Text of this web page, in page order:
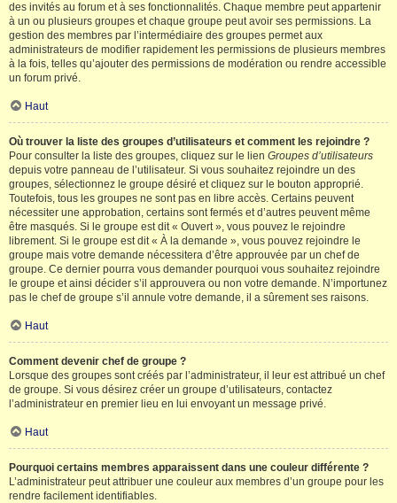
des invités au forum et à ses fonctionnalités. Chaque membre peut appartenir
à un ou plusieurs groupes et chaque groupe peut avoir ses permissions. La
gestion des membres par l’intermédiaire des groupes permet aux
administrateurs de modifier rapidement les permissions de plusieurs membres
à la fois, telles qu’ajouter des permissions de modération ou rendre accessible
un forum privé.
Haut
Où trouver la liste des groupes d’utilisateurs et comment les rejoindre ?
Pour consulter la liste des groupes, cliquez sur le lien Groupes d’utilisateurs
depuis votre panneau de l’utilisateur. Si vous souhaitez rejoindre un des
groupes, sélectionnez le groupe désiré et cliquez sur le bouton approprié.
Toutefois, tous les groupes ne sont pas en libre accès. Certains peuvent
nécessiter une approbation, certains sont fermés et d’autres peuvent même
être masqués. Si le groupe est dit « Ouvert », vous pouvez le rejoindre
librement. Si le groupe est dit « À la demande », vous pouvez rejoindre le
groupe mais votre demande nécessitera d’être approuvée par un chef de
groupe. Ce dernier pourra vous demander pourquoi vous souhaitez rejoindre
le groupe et ainsi décider s’il approuvera ou non votre demande. N’importunez
pas le chef de groupe s’il annule votre demande, il a sûrement ses raisons.
Haut
Comment devenir chef de groupe ?
Lorsque des groupes sont créés par l’administrateur, il leur est attribué un chef
de groupe. Si vous désirez créer un groupe d’utilisateurs, contactez
l’administrateur en premier lieu en lui envoyant un message privé.
Haut
Pourquoi certains membres apparaissent dans une couleur différente ?
L’administrateur peut attribuer une couleur aux membres d’un groupe pour les
rendre facilement identifiables.